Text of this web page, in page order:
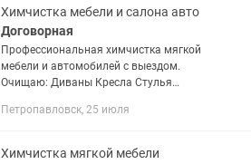
Химчистка мебели и салона авто
Договорная
Профессиональная химчистка мягкой
мебели и автомобилей с выездом.
Очищаю: Диваны Кресла Стулья
Удаление пыли, загрязнений,
неприятных...
Петропавловск, 25 июля
Химчистка мягкой мебели